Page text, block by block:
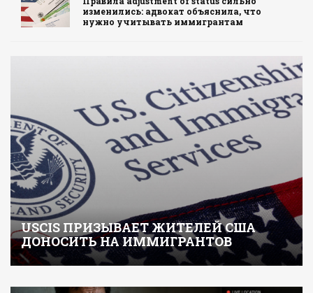
изменились: адвокат объяснила, что
нужно учитывать иммигрантам
USCIS ПРИЗЫВАЕТ ЖИТЕЛЕЙ США
ДОНОСИТЬ НА ИММИГРАНТОВ